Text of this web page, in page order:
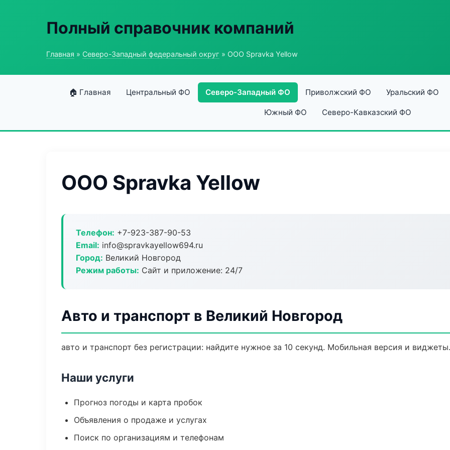
Полный справочник компаний
Главная » Северо-Западный федеральный округ » ООО Spravka Yellow
🏠 Главная Центральный ФО Северо-Западный ФО Приволжский ФО Уральский ФО
Южный ФО Северо-Кавказский ФО
ООО Spravka Yellow
Телефон: +7-923-387-90-53
Email: info@spravkayellow694.ru
Город: Великий Новгород
Режим работы: Сайт и приложение: 24/7
Авто и транспорт в Великий Новгород
авто и транспорт без регистрации: найдите нужное за 10 секунд. Мобильная версия и виджеты.
Наши услуги
Прогноз погоды и карта пробок
Объявления о продаже и услугах
Поиск по организациям и телефонам